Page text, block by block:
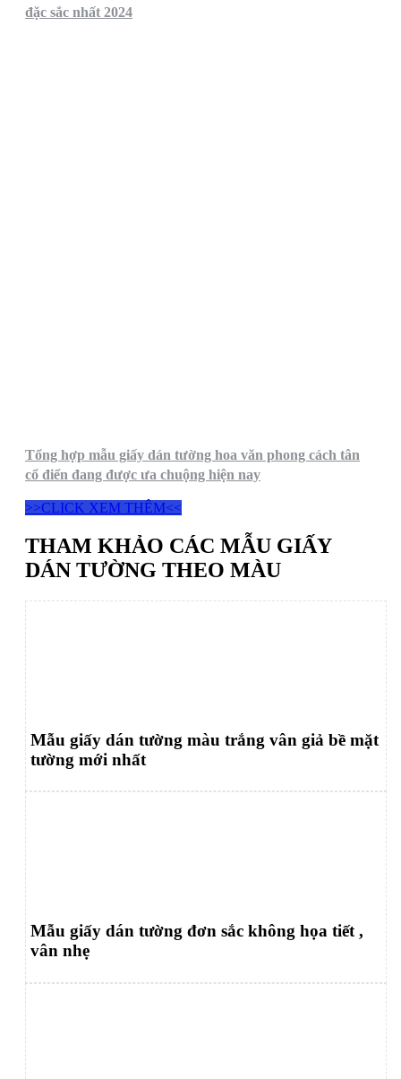
đặc sắc nhất 2024
Tổng hợp mẫu giấy dán tường hoa văn phong cách tân
cổ điển đang được ưa chuộng hiện nay
>>CLICK XEM THÊM<<
THAM KHẢO CÁC MẪU GIẤY
DÁN TƯỜNG THEO MÀU
Mẫu giấy dán tường màu trắng vân giả bề mặt
tường mới nhất
Mẫu giấy dán tường đơn sắc không họa tiết ,
vân nhẹ